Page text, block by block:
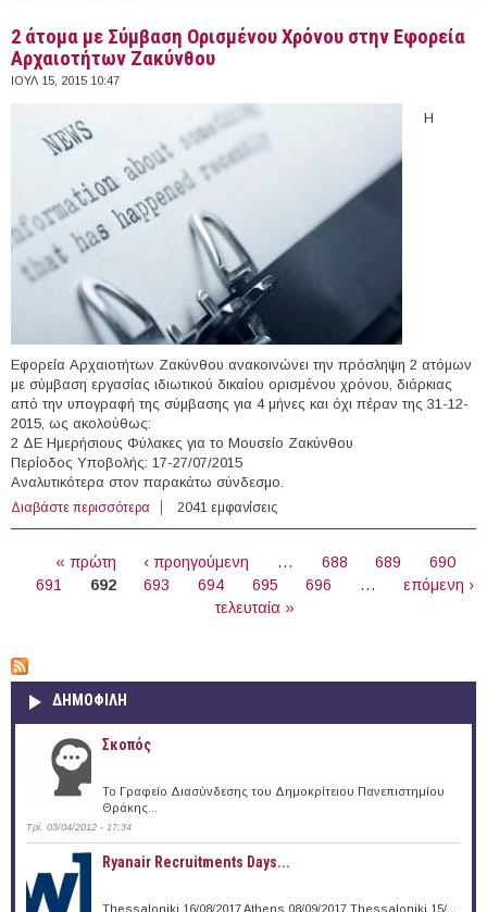
2 άτομα με Σύμβαση Ορισμένου Χρόνου στην Εφορεία
Αρχαιοτήτων Ζακύνθου
ΙΟΥΛ 15, 2015 10:47
Η
Εφορεία Αρχαιοτήτων Ζακύνθου ανακοινώνει την πρόσληψη 2 ατόμων
με σύμβαση εργασίας ιδιωτικού δικαίου ορισμένου χρόνου, διάρκιας
από την υπογραφή της σύμβασης για 4 μήνες και όχι πέραν της 31-12-
2015, ως ακολούθως:
2 ΔΕ Ημερήσιους Φύλακες για το Μουσείο Ζακύνθου
Περίοδος Υποβολής: 17-27/07/2015
Αναλυτικότερα στον παρακάτω σύνδεσμο.
Διαβάστε περισσότερα για 2 άτομα με Σύμβαση Ορισμένου Χρόνου στην
Εφορεία Αρχαιοτήτων Ζακύνθου
2041 εμφανίσεις
« πρώτη ‹ προηγούμενη … 688 689
690
691
692 693 694 695 696 …
επόμενη ›
τελευταία »
ΔΗΜΟΦΙΛΗ
Σκοπός
Το Γραφείο Διασύνδεσης του Δημοκρίτειου Πανεπιστημίου
Θράκης...
Τρί, 03/04/2012 - 17:34
Ryanair Recruitments Days...
Thessaloniki 16/08/2017 Athens 08/09/2017 Thessaloniki 15/...